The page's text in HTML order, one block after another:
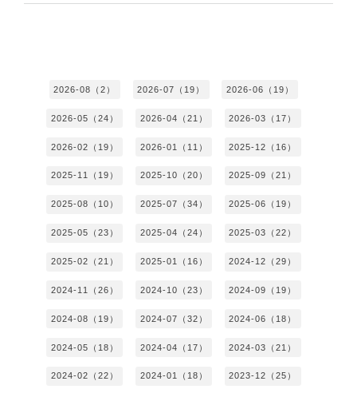
2026-08（2） 2026-07（19） 2026-06（19）
2026-05（24） 2026-04（21） 2026-03（17）
2026-02（19） 2026-01（11） 2025-12（16）
2025-11（19） 2025-10（20） 2025-09（21）
2025-08（10） 2025-07（34） 2025-06（19）
2025-05（23） 2025-04（24） 2025-03（22）
2025-02（21） 2025-01（16） 2024-12（29）
2024-11（26） 2024-10（23） 2024-09（19）
2024-08（19） 2024-07（32） 2024-06（18）
2024-05（18） 2024-04（17） 2024-03（21）
2024-02（22） 2024-01（18） 2023-12（25）